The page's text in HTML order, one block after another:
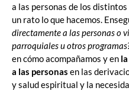
a las personas de los
un rato lo que hacemos.
directamente a las personas o
parroquiales u otros
en cómo acompañamos y en
a las personas en las
y salud espiritual y la